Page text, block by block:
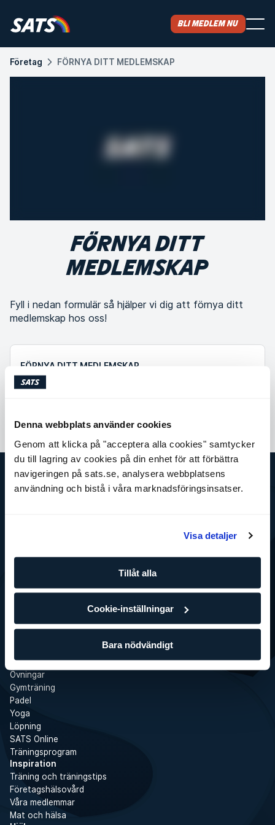
Denna webbplats använder cookies
Genom att klicka på "acceptera alla cookies" samtycker
du till lagring av cookies på din enhet för att förbättra
navigeringen på sats.se, analysera webbplatsens
användning och bistå i våra marknadsföringsinsatser.
Visa detaljer
Tillåt alla
Cookie-inställningar
Bara nödvändigt
Bli medlem nu
Företag FÖRNYA DITT MEDLEMSKAP
FÖRNYA DITT
MEDLEMSKAP
Fyll i nedan formulär så hjälper vi dig att förnya ditt
medlemskap hos oss!
FÖRNYA DITT MEDLEMSKAP
Fyll i nedan formulär så hjälper vi dig att förnya ditt
medlemskap hos oss!
SATS Rewards
WhistleBlower
Boka gruppträning
Boot Camps
Övningar
Gymträning
Padel
Yoga
Löpning
SATS Online
Träningsprogram
Inspiration
Träning och träningstips
Företagshälsovård
Våra medlemmar
Mat och hälsa